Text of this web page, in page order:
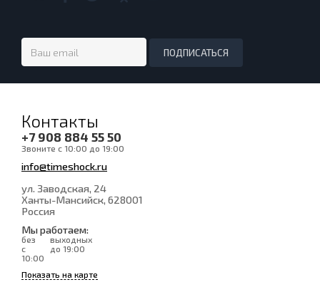
Контакты
+7 908 884 55 50
Звоните с 10:00 до 19:00
info@timeshock.ru
ул. Заводская, 24
Ханты-Мансийск, 628001
Россия
Мы работаем:
без
выходных
с
10:00
до 19:00
Показать на карте